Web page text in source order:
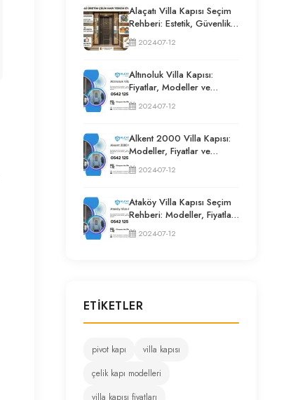
Alaçatı Villa Kapısı Seçim
Rehberi: Estetik, Güvenlik
ve Püf Noktaları
2024-07-12
Altınoluk Villa Kapısı:
Fiyatlar, Modeller ve
Uzman Seçim Rehberi
2024-07-12
Alkent 2000 Villa Kapısı:
Modeller, Fiyatlar ve
Uzman Seçim Rehberi
2024-07-12
Ataköy Villa Kapısı Seçim
Rehberi: Modeller, Fiyatlar
ve Uzman Tavsiyeleri
2024-07-12
ETIKETLER
pivot kapı
villa kapısı
çelik kapı modelleri
villa kapısı fiyatları